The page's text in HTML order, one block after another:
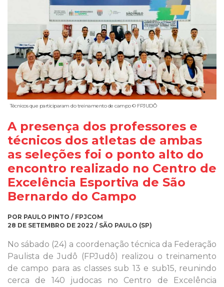
Técnicos que participaram do treinamento de campo © FPJUDÔ
A presença dos professores e
técnicos dos atletas de ambas
as seleções foi o ponto alto do
encontro realizado no Centro de
Excelência Esportiva de São
Bernardo do Campo
POR PAULO PINTO / FPJCOM
28 DE SETEMBRO DE 2022 / SÃO PAULO (SP)
No sábado (24) a coordenação técnica da Federação
Paulista de Judô (FPJudô) realizou o treinamento
de campo para as classes sub 13 e sub15, reunindo
cerca de 140 judocas no Centro de Excelência